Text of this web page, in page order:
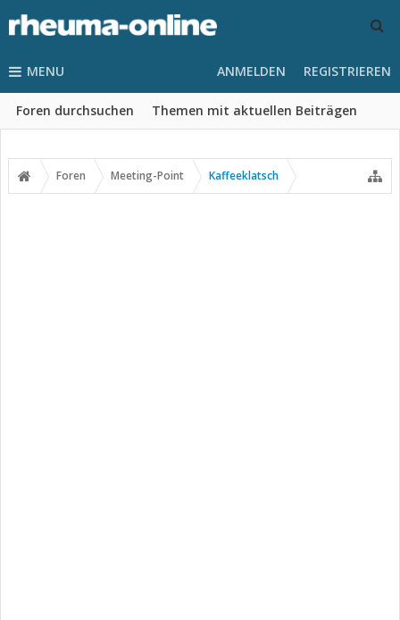
MENU
Foren durchsuchen Themen mit aktuellen Beiträgen
ANMELDEN REGISTRIEREN
Foren Meeting-Point Kaffeeklatsch